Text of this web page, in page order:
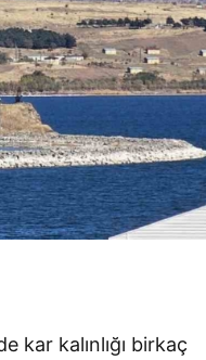
kar kalınlığı birkaç